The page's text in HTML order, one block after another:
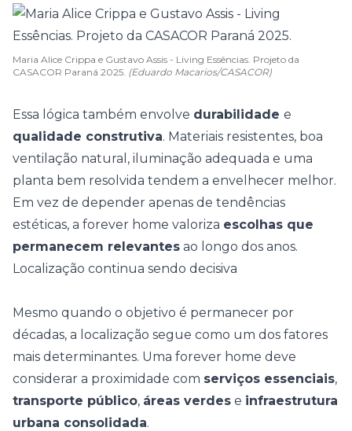
Maria Alice Crippa e Gustavo Assis - Living Essências. Projeto da
CASACOR Paraná 2025. (Eduardo Macarios/CASACOR)
Essa lógica também envolve durabilidade e
qualidade construtiva. Materiais resistentes, boa
ventilação natural, iluminação adequada e uma
planta bem resolvida tendem a envelhecer melhor.
Em vez de depender apenas de tendências
estéticas, a forever home valoriza escolhas que
permanecem relevantes ao longo dos anos.
Localização continua sendo decisiva
Mesmo quando o objetivo é permanecer por
décadas, a localização segue como um dos fatores
mais determinantes. Uma forever home deve
considerar a proximidade com serviços essenciais,
transporte público, áreas verdes e infraestrutura
urbana consolidada.